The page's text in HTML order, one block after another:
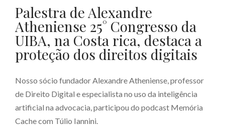
Palestra de Alexandre
Atheniense 25° Congresso da
UIBA, na Costa rica, destaca a
proteção dos direitos digitais
Nosso sócio fundador Alexandre Atheniense, professor
de Direito Digital e especialista no uso da inteligência
artificial na advocacia, participou do podcast Memória
Cache com Túlio Iannini.